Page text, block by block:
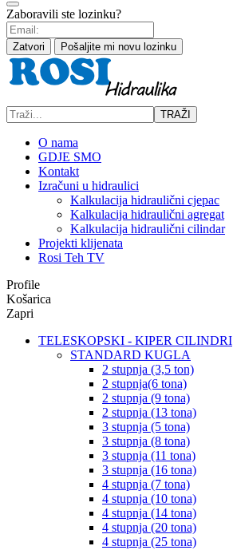
Zaboravili ste lozinku?
Zatvori Pošaljite mi novu lozinku
TRAŽI
O nama
GDJE SMO
Kontakt
Izračuni u hidraulici
Kalkulacija hidraulični cjepac
Kalkulacija hidraulični agregat
Kalkulacija hidraulični cilindar
Projekti klijenata
Rosi Teh TV
Profile
Košarica
Zapri
TELESKOPSKI - KIPER CILINDRI
STANDARD KUGLA
2 stupnja (3,5 ton)
2 stupnja(6 tona)
2 stupnja (9 tona)
2 stupnja (13 tona)
3 stupnja (5 tona)
3 stupnja (8 tona)
3 stupnja (11 tona)
3 stupnja (16 tona)
4 stupnja (7 tona)
4 stupnja (10 tona)
4 stupnja (14 tona)
4 stupnja (20 tona)
4 stupnja (25 tona)